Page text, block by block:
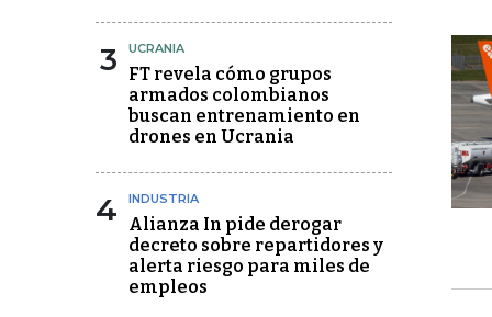
3 UCRANIA
FT revela cómo grupos
armados colombianos
buscan entrenamiento en
drones en Ucrania
4 INDUSTRIA
Alianza In pide derogar
decreto sobre repartidores y
alerta riesgo para miles de
empleos